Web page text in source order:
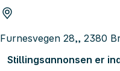
Furnesvegen 28,, 2380
Stillingsannonsen er